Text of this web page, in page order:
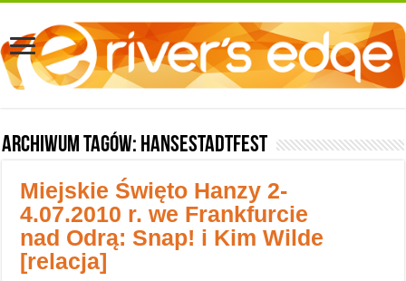
Archiwum tagów: HanseStadtFest
Miejskie Święto Hanzy 2-
4.07.2010 r. we Frankfurcie
nad Odrą: Snap! i Kim Wilde
[relacja]